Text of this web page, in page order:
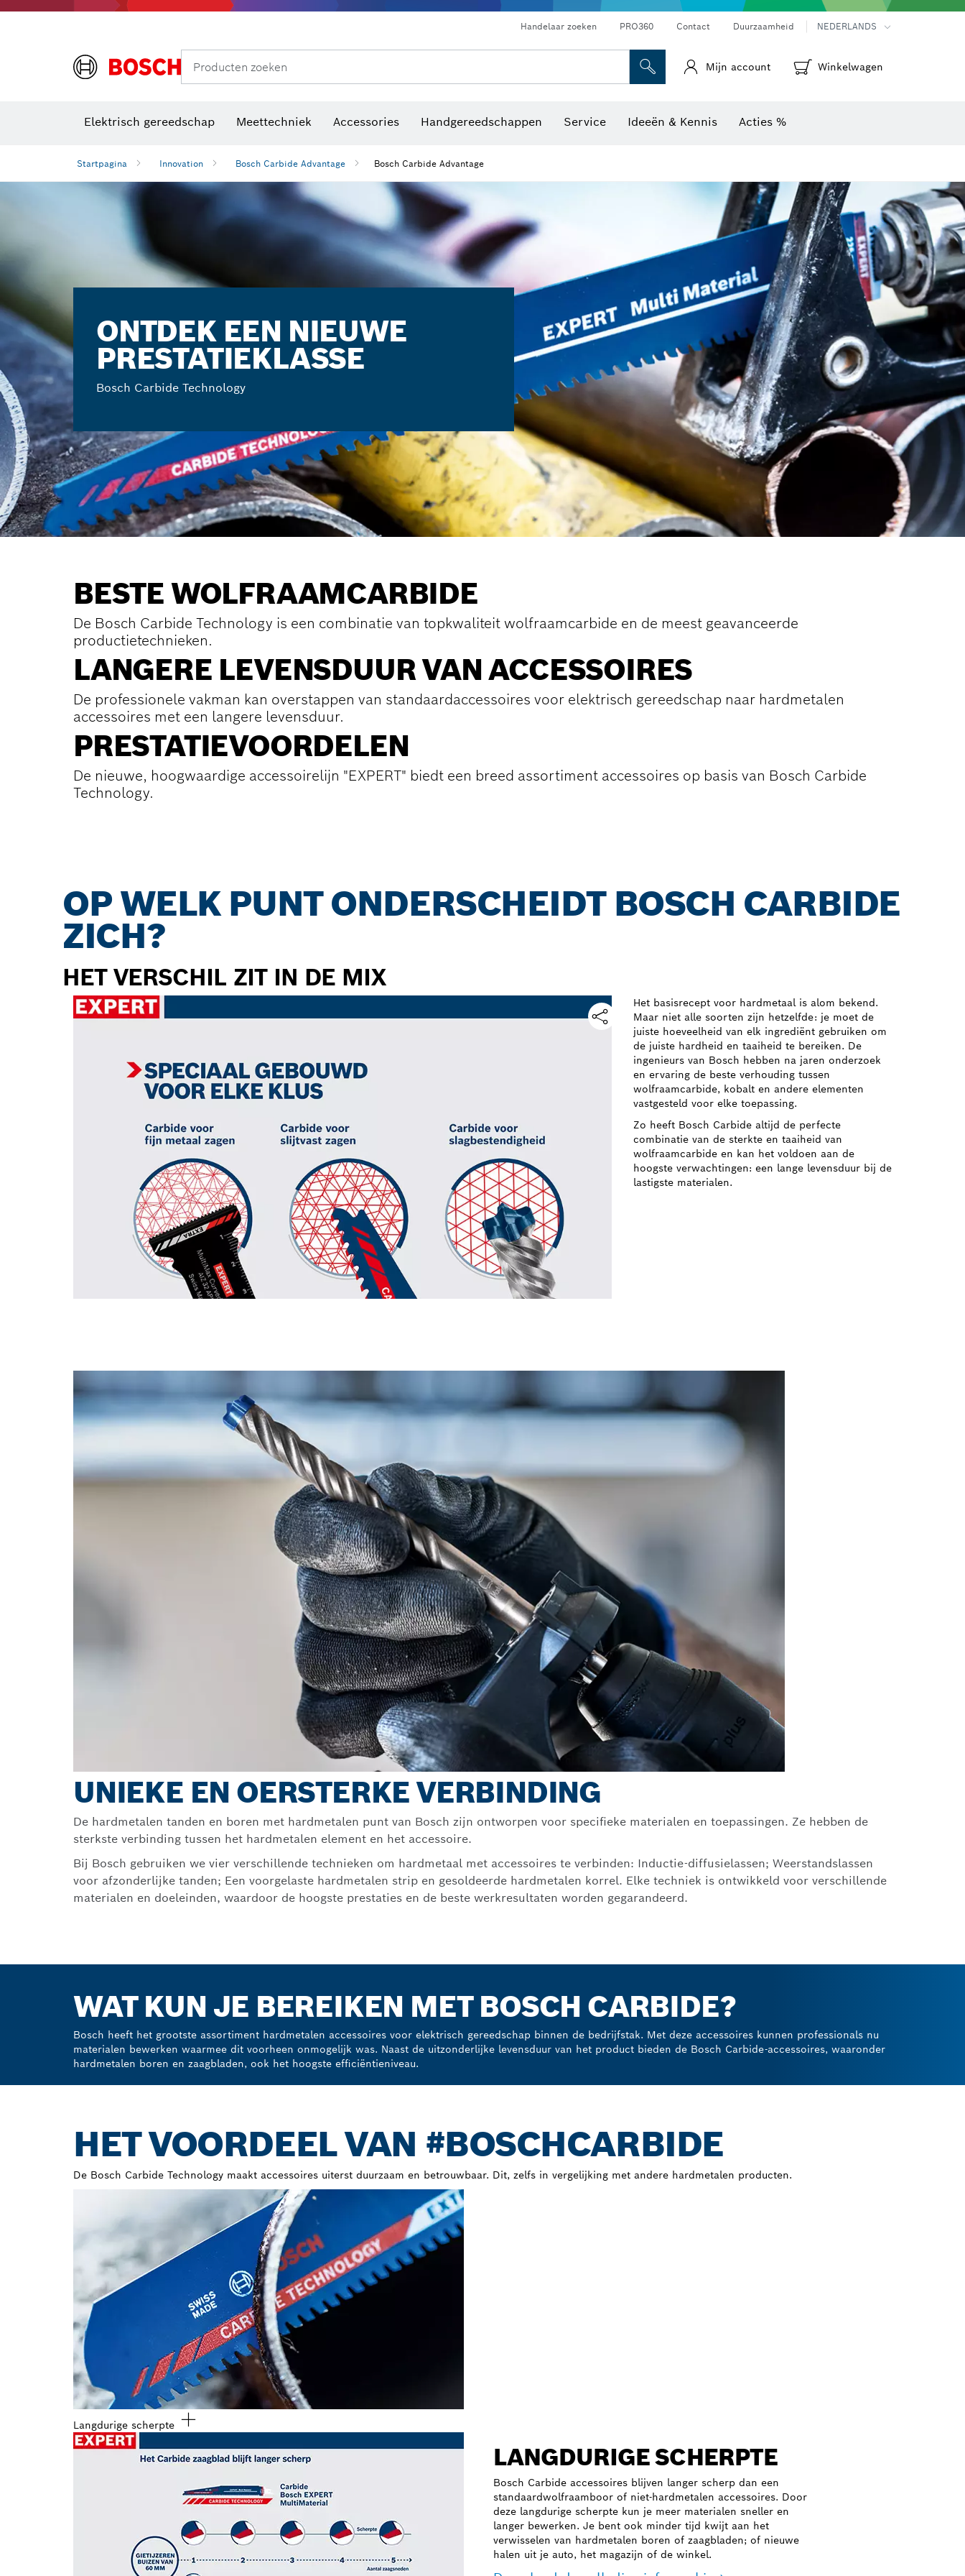
Handelaar zoeken PRO360 Contact Duurzaamheid NEDERLANDS
Producten zoeken Mijn account Winkelwagen
Elektrisch gereedschap Meettechniek Accessories Handgereedschappen Service Ideeën & Kennis Acties %
Startpagina Innovation Bosch Carbide Advantage Bosch Carbide Advantage
ONTDEK EEN NIEUWE
PRESTATIEKLASSE
Bosch Carbide Technology
BESTE WOLFRAAM­CARBIDE
De Bosch Carbide Technology is een combinatie van topkwaliteit wolfraamcarbide en de meest geavanceerde
productietechnieken.
LANGERE LEVENSDUUR VAN ACCESSOIRES
De professionele vakman kan overstappen van standaardaccessoires voor elektrisch gereedschap naar hardmetalen
accessoires met een langere levensduur.
PRESTATIE­VOORDELEN
De nieuwe, hoogwaardige accessoirelijn "EXPERT" biedt een breed assortiment accessoires op basis van Bosch Carbide
Technology.
OP WELK PUNT ONDERSCHEIDT BOSCH CARBIDE
ZICH?
HET VERSCHIL ZIT IN DE MIX
Het basisrecept voor hardmetaal is alom bekend.
Maar niet alle soorten zijn hetzelfde: je moet de
juiste hoeveelheid van elk ingrediënt gebruiken om
de juiste hardheid en taaiheid te bereiken. De
ingenieurs van Bosch hebben na jaren onderzoek
en ervaring de beste verhouding tussen
wolfraamcarbide, kobalt en andere elementen
vastgesteld voor elke toepassing.
Zo heeft Bosch Carbide altijd de perfecte
combinatie van de sterkte en taaiheid van
wolfraamcarbide en kan het voldoen aan de
hoogste verwachtingen: een lange levensduur bij de
lastigste materialen.
UNIEKE EN OERSTERKE VERBINDING
De hardmetalen tanden en boren met hardmetalen punt van Bosch zijn ontworpen voor specifieke materialen en toepassingen. Ze hebben de
sterkste verbinding tussen het hardmetalen element en het accessoire.
Bij Bosch gebruiken we vier verschillende technieken om hardmetaal met accessoires te verbinden: Inductie-diffusielassen; Weerstandslassen
voor afzonderlijke tanden; Een voorgelaste hardmetalen strip en gesoldeerde hardmetalen korrel. Elke techniek is ontwikkeld voor verschillende
materialen en doeleinden, waardoor de hoogste prestaties en de beste werkresultaten worden gegarandeerd.
WAT KUN JE BEREIKEN MET BOSCH CARBIDE?
Bosch heeft het grootste assortiment hardmetalen accessoires voor elektrisch gereedschap binnen de bedrijfstak. Met deze accessoires kunnen professionals nu
materialen bewerken waarmee dit voorheen onmogelijk was. Naast de uitzonderlijke levensduur van het product bieden de Bosch Carbide-accessoires, waaronder
hardmetalen boren en zaagbladen, ook het hoogste efficiëntieniveau.
HET VOORDEEL VAN #BOSCHCARBIDE
De Bosch Carbide Technology maakt accessoires uiterst duurzaam en betrouwbaar. Dit, zelfs in vergelijking met andere hardmetalen producten.
Langdurige scherpte
LANGDURIGE SCHERPTE
Bosch Carbide accessoires blijven langer scherp dan een
standaardwolfraamboor of niet-hardmetalen accessoires. Door
deze langdurige scherpte kun je meer materialen sneller en
langer bewerken. Je bent ook minder tijd kwijt aan het
verwisselen van hardmetalen boren of zaagbladen; of nieuwe
halen uit je auto, het magazijn of de winkel.